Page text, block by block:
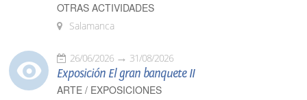
OTRAS ACTIVIDADES
Salamanca
26/06/2026 31/08/2026
Exposición El gran banquete II
ARTE / EXPOSICIONES